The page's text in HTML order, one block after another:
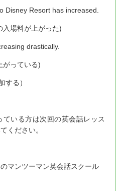
Disney Resort has increased.
入場料が上がった)
drastically.
がっている)
る）
いる方は次回の英会話レッス
ください。
マンツーマン英会話スクール